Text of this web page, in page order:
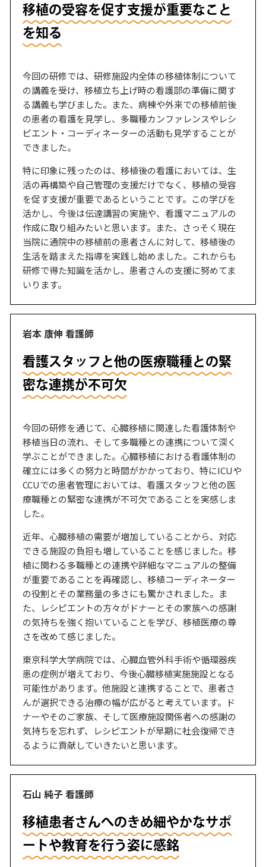
移植の受容を促す支援が重要なこと
を知る
今回の研修では、研修施設内全体の移植体制について
の講義を受け、移植立ち上げ時の看護部の準備に関す
る講義も学びました。また、病棟や外来での移植前後
の患者の看護を見学し、多職種カンファレンスやレシ
ピエント・コーディネーターの活動も見学することが
できました。
特に印象に残ったのは、移植後の看護においては、生
活の再構築や自己管理の支援だけでなく、移植の受容
を促す支援が重要であるということです。この学びを
活かし、今後は伝達講習の実施や、看護マニュアルの
作成に取り組みたいと思います。また、さっそく現在
当院に通院中の移植前の患者さんに対して、移植後の
生活を踏まえた指導を実践し始めました。これからも
研修で得た知識を活かし、患者さんの支援に努めてま
いります。
岩本 康伸 看護師
看護スタッフと他の医療職種との緊
密な連携が不可欠
今回の研修を通じて、心臓移植に関連した看護体制や
移植当日の流れ、そして多職種との連携について深く
学ぶことができました。心臓移植における看護体制の
確立には多くの努力と時間がかかっており、特にICUや
CCUでの患者管理においては、看護スタッフと他の医
療職種との緊密な連携が不可欠であることを実感しま
した。
近年、心臓移植の需要が増加していることから、対応
できる施設の負担も増していることを感じました。移
植に関わる多職種との連携や詳細なマニュアルの整備
が重要であることを再確認し、移植コーディネーター
の役割とその業務量の多さにも驚かされました。ま
た、レシピエントの方々がドナーとその家族への感謝
の気持ちを強く抱いていることを学び、移植医療の尊
さを改めて感じました。
東京科学大学病院では、心臓血管外科手術や循環器疾
患の症例が増えており、今後心臓移植実施施設となる
可能性があります。他施設と連携することで、患者さ
んが選択できる治療の幅が広がると考えています。ド
ナーやそのご家族、そして医療施設関係者への感謝の
気持ちを忘れず、レシピエントが早期に社会復帰でき
るように貢献していきたいと思います。
石山 純子 看護師
移植患者さんへのきめ細やかなサポ
ートや教育を行う姿に感銘